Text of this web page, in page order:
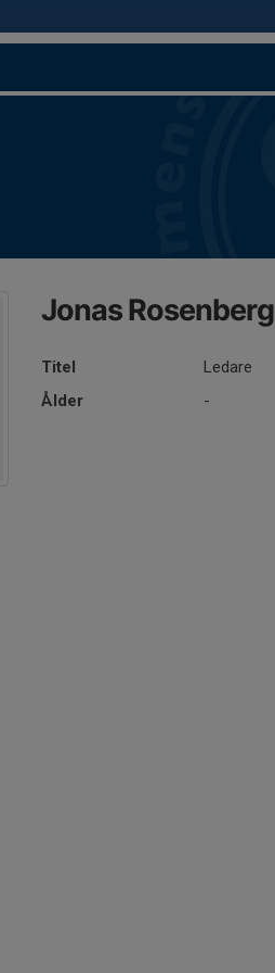
Jonas Rosenberg
Titel
Ledare
Ålder
-